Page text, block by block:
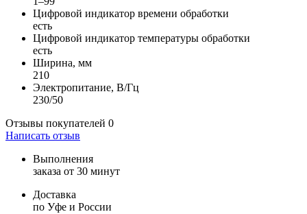
Цифровой индикатор времени обработки
есть
Цифровой индикатор температуры обработки
есть
Ширина, мм
210
Электропитание, В/Гц
230/50
Отзывы покупателей 0
Написать отзыв
Выполнения
заказа от 30 минут
Доставка
по Уфе и России